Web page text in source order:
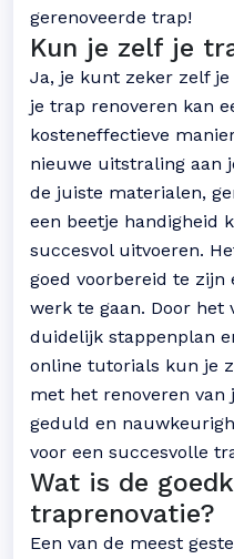
gerenoveerde trap!
Kun je zelf je
Ja, je kunt zeker zelf
je trap renoveren kan
kosteneffectieve
nieuwe uitstraling aan
de juiste materialen,
een beetje handigheid
succesvol uitvoeren.
goed voorbereid te zijn
werk te gaan. Door het
duidelijk stappenplan
online tutorials kun je
met het renoveren van
geduld en
voor een succesvolle
Wat is de
traprenovatie?
Een van de meest